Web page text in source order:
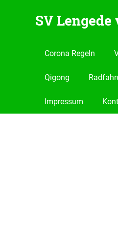
SV
Verein
Corona Regeln
Qigong
Impressum